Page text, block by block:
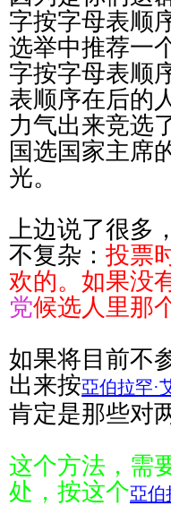
字按字母表顺
选举中推荐一
字按字母表顺
表顺序在后的
力气出来竞选
国选国家主席
光。
上边说了很
不复杂： 投票
欢的。如果没
党候选人里那
如果将目前不
出来按亞伯拉罕·
肯定是那些对
这个方法，需
处，按这个亞伯